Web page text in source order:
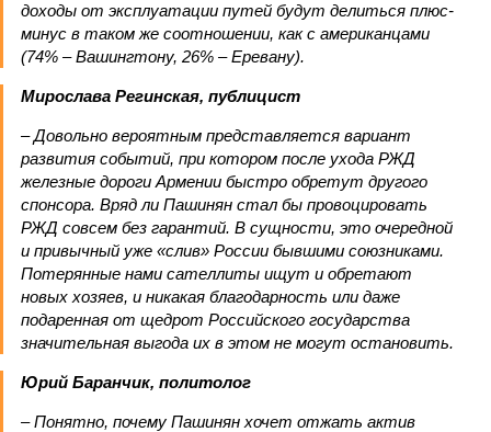
доходы от эксплуатации путей будут делиться плюс-
минус в таком же соотношении, как с американцами
(74% – Вашингтону, 26% – Еревану).
Мирослава Регинская, публицист
– Довольно вероятным представляется вариант
развития событий, при котором после ухода РЖД
железные дороги Армении быстро обретут другого
спонсора. Вряд ли Пашинян стал бы провоцировать
РЖД совсем без гарантий. В сущности, это очередной
и привычный уже «слив» России бывшими союзниками.
Потерянные нами сателлиты ищут и обретают
новых хозяев, и никакая благодарность или даже
подаренная от щедрот Российского государства
значительная выгода их в этом не могут остановить.
Юрий Баранчик, политолог
– Понятно, почему Пашинян хочет отжать актив